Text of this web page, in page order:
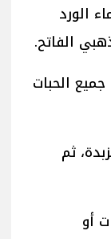
الورد
الفاتح.
الحبات
ثم
أو